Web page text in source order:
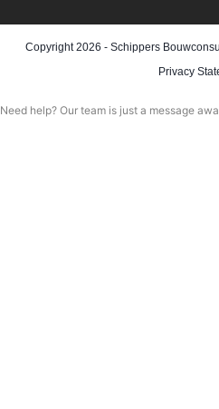
Copyright 2026 - Schippers
Privacy
Need help? Our team is just a message